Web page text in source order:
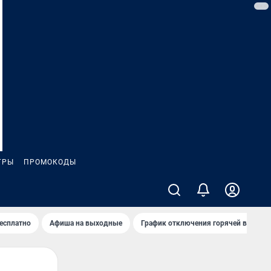
ПРОМОКОДЫ
Афиша на выходные График отключения горячей воды в